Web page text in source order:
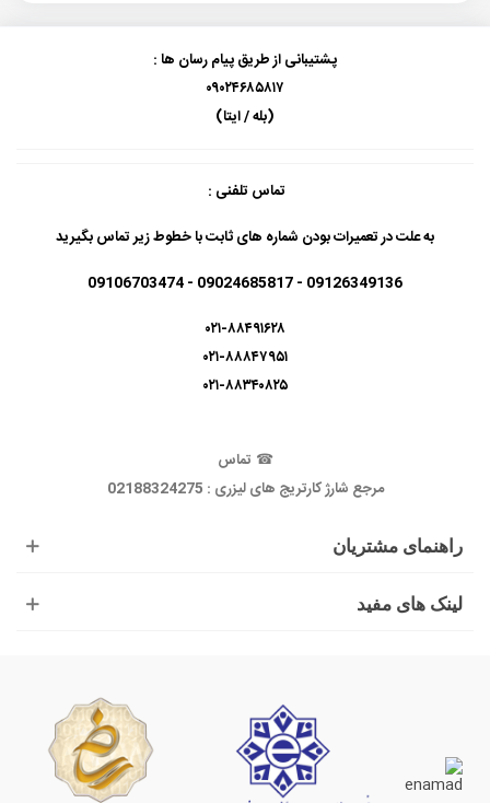
راهنمای مشتریان
لینک های مفید
پشتیبانی از طریق پیام رسان ها :
۰۹۰۲۴۶۸۵۸۱۷
(بله / ایتا)
تماس تلفنی :
به علت در تعمیرات بودن شماره های ثابت با خطوط زیر تماس بگیرید
09126349136 - 09024685817 - 09106703474
۰۲۱-۸۸۴۹۱۶۲۸
۰۲۱-۸۸۸۴۷۹۵۱
۰۲۱-۸۸۳۴۰۸۲۵
☎ تماس
مرجع شارژ کارتریج های لیزری : 02188324275